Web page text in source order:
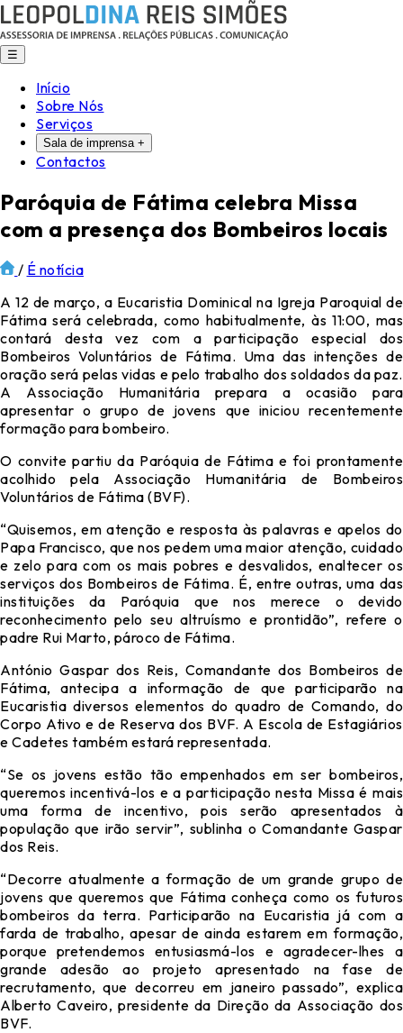
☰
Início
Sobre Nós
Serviços
Sala de imprensa +
Contactos
Paróquia de Fátima celebra Missa
com a presença dos Bombeiros locais
/ É notícia
A 12 de março, a Eucaristia Dominical na Igreja Paroquial de
Fátima será celebrada, como habitualmente, às 11:00, mas
contará desta vez com a participação especial dos
Bombeiros Voluntários de Fátima. Uma das intenções de
oração será pelas vidas e pelo trabalho dos soldados da paz.
A Associação Humanitária prepara a ocasião para
apresentar o grupo de jovens que iniciou recentemente
formação para bombeiro.
O convite partiu da Paróquia de Fátima e foi prontamente
acolhido pela Associação Humanitária de Bombeiros
Voluntários de Fátima (BVF).
“Quisemos, em atenção e resposta às palavras e apelos do
Papa Francisco, que nos pedem uma maior atenção, cuidado
e zelo para com os mais pobres e desvalidos, enaltecer os
serviços dos Bombeiros de Fátima. É, entre outras, uma das
instituições da Paróquia que nos merece o devido
reconhecimento pelo seu altruísmo e prontidão”, refere o
padre Rui Marto, pároco de Fátima.
António Gaspar dos Reis, Comandante dos Bombeiros de
Fátima, antecipa a informação de que participarão na
Eucaristia diversos elementos do quadro de Comando, do
Corpo Ativo e de Reserva dos BVF. A Escola de Estagiários
e Cadetes também estará representada.
“Se os jovens estão tão empenhados em ser bombeiros,
queremos incentivá-los e a participação nesta Missa é mais
uma forma de incentivo, pois serão apresentados à
população que irão servir”, sublinha o Comandante Gaspar
dos Reis.
“Decorre atualmente a formação de um grande grupo de
jovens que queremos que Fátima conheça como os futuros
bombeiros da terra. Participarão na Eucaristia já com a
farda de trabalho, apesar de ainda estarem em formação,
porque pretendemos entusiasmá-los e agradecer-lhes a
grande adesão ao projeto apresentado na fase de
recrutamento, que decorreu em janeiro passado”, explica
Alberto Caveiro, presidente da Direção da Associação dos
BVF.